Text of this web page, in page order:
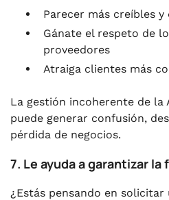
Parecer más creíbles
Gánate el respeto de
proveedores
Atraiga clientes más
La gestión incoherente de la
puede generar confusión,
pérdida de negocios.
7. Le ayuda a garantizar
¿Estás pensando en solicitar